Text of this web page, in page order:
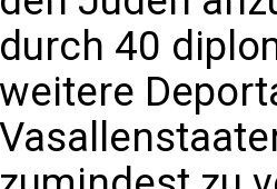
durch 40
weitere